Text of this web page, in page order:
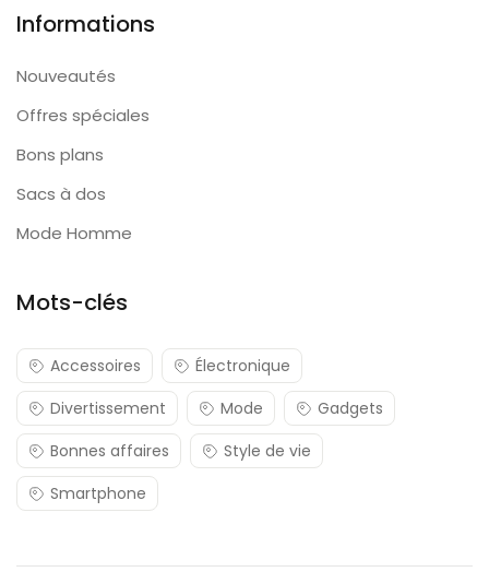
Informations
Nouveautés
Offres spéciales
Bons plans
Sacs à dos
Mode Homme
Mots-clés
Accessoires
Électronique
Divertissement
Mode
Gadgets
Bonnes affaires
Style de vie
Smartphone